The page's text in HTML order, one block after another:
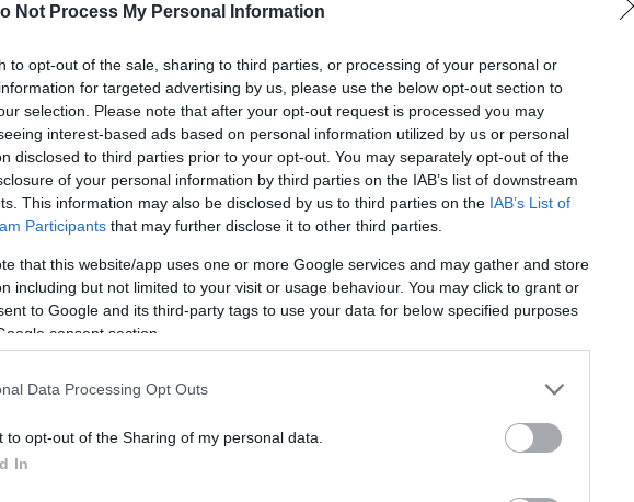
Not Process My Personal Information
to opt-out of the sale, sharing to third parties, or processing of your personal or
for targeted advertising by us, please use the below opt-out section to
selection. Please note that after your opt-out request is processed you may
interest-based ads based on personal information utilized by us or personal
disclosed to third parties prior to your opt-out. You may separately opt-out of the
of your personal information by third parties on the IAB’s list of downstream
This information may also be disclosed by us to third parties on the IAB’s List of
Participants that may further disclose it to other third parties.
that this website/app uses one or more Google services and may gather and store
including but not limited to your visit or usage behaviour. You may click to grant or
to Google and its third-party tags to use your data for below specified purposes
consent section.
Data Processing Opt Outs
to opt-out of the Sharing of my personal data.
In
Rubik - Megvan a teljes OLL!
Rubik - TurbOLL tanulós nap
Rubik - Az OLL felé félúton
(nagyjából)
Rubik - Peches mázli
Rubik - megvan a teljes PLL!
Keresés